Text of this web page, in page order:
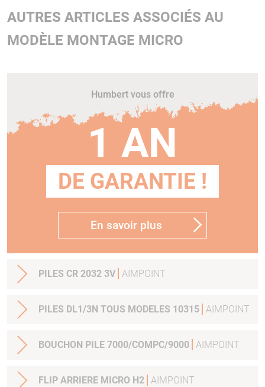
AUTRES ARTICLES ASSOCIÉS AU
MODÈLE MONTAGE MICRO
Humbert vous offre
1 AN
DE GARANTIE !
En savoir plus
PILES CR 2032 3V AIMPOINT
PILES DL1/3N TOUS MODELES 10315 AIMPOINT
BOUCHON PILE 7000/COMPC/9000 AIMPOINT
FLIP ARRIERE MICRO H2 AIMPOINT